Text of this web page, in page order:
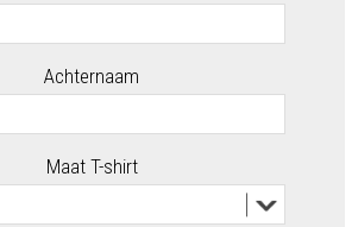
Achternaam
Maat T-shirt